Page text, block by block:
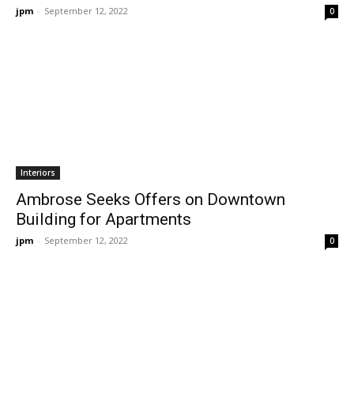
jpm - September 12, 2022 0
Interiors
Ambrose Seeks Offers on Downtown
Building for Apartments
jpm - September 12, 2022 0